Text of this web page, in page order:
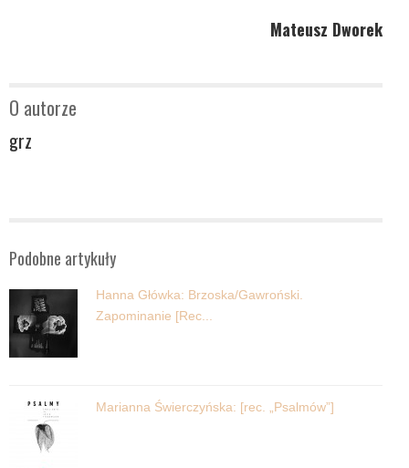
Mateusz Dworek
O autorze
grz
Podobne artykuły
Hanna Główka: Brzoska/Gawroński.
Zapominanie [Rec...
Marianna Świerczyńska: [rec. „Psalmów”]